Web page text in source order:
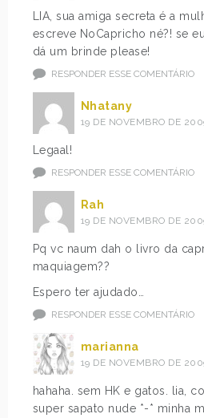
LIA, sua amiga secreta é a
escreve NoCapricho né?! se
dá um brinde please!
RESPONDER ESSE COMENTÁRIO
Nhatany
19 DE NOVEMBRO DE
Legaal!
RESPONDER ESSE COMENTÁRIO
Rah
19 DE NOVEMBRO DE
Pq vc naum dah o livro da
maquiagem??
Espero ter ajudado…
RESPONDER ESSE COMENTÁRIO
marianna
19 DE NOVEMBRO DE
hahaha. sem HK e gatos. lia,
super sapato nude *-* minha